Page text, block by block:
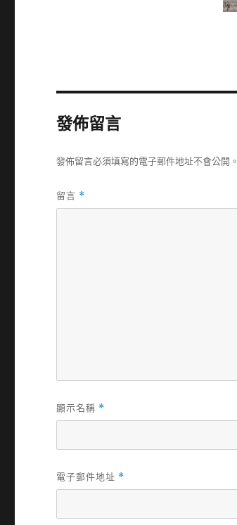
發佈留言
發佈留言必須填寫的電子郵件地址不會公開。
留言 *
顯示名稱 *
電子郵件地址 *